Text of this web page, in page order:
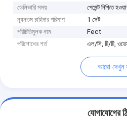
ডেলিভারি সময়
পেমেন্ট নিশ্চিত
ন্যূনতম চাহিদার পরিমাণ
1 সেট
পরিচিতিমুলক নাম
Fect
পরিশোধের শর্ত
এল/সি, টি/টি,
আরো দেখুন
যোগাযোগের